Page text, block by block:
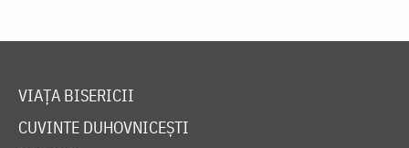
VIAȚA BISERICII
CUVINTE DUHOVNICEȘTI